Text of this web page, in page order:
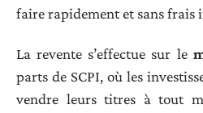
faire rapidement et sans frais
La revente s’effectue sur le
parts de SCPI, où les
vendre leurs titres à tout